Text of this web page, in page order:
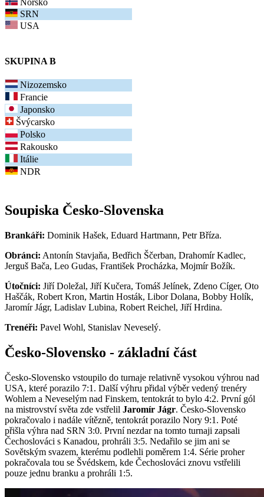
SRN
USA
SKUPINA B
Nizozemsko
Francie
Japonsko
Švýcarsko
Polsko
Rakousko
Itálie
NDR
Soupiska Česko-Slovenska
Brankáři: Dominik Hašek, Eduard Hartmann, Petr Bříza.
Obránci: Antonín Stavjaňa, Bedřich Ščerban, Drahomír Kadlec,
Jerguš Bača, Leo Gudas, František Procházka, Mojmír Božík.
Útočníci: Jiří Doležal, Jiří Kučera, Tomáš Jelínek, Zdeno Cíger, Oto
Haščák, Robert Kron, Martin Hosták, Libor Dolana, Bobby Holík,
Jaromír Jágr, Ladislav Lubina, Robert Reichel, Jiří Hrdina.
Trenéři: Pavel Wohl, Stanislav Neveselý.
Česko-Slovensko - základní část
Česko-Slovensko vstoupilo do turnaje relativně vysokou výhrou nad
USA, které porazilo 7:1. Další výhru přidal výběr vedený trenéry
Wohlem a Neveselým nad Finskem, tentokrát to bylo 4:2. První gól
na mistrovství světa zde vstřelil Jaromír Jágr. Česko-Slovensko
pokračovalo i nadále vítězně, tentokrát porazilo Nory 9:1. Poté
přišla výhra nad SRN 3:0. První nezdar na tomto turnaji zapsali
Čechoslováci s Kanadou, prohráli 3:5. Nedařilo se jim ani se
Sovětským svazem, kterému podlehli poměrem 1:4. Série proher
pokračovala tou se Švédskem, kde Čechoslováci znovu vstřelili
pouze jednu branku a prohráli 1:5.